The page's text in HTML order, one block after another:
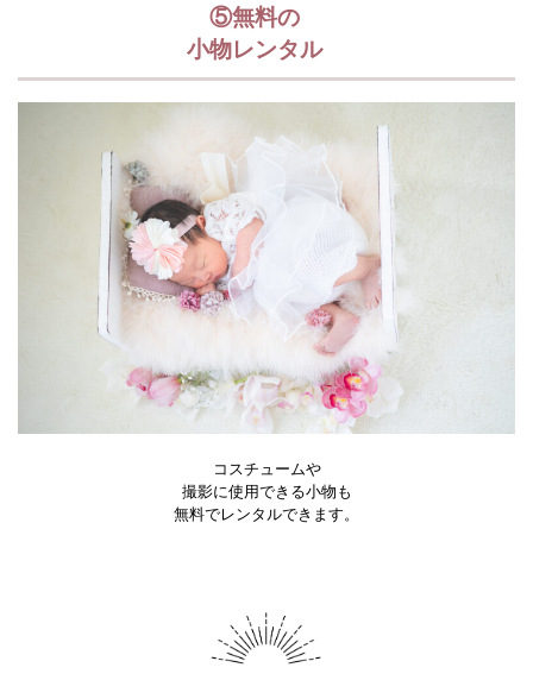
⑤無料の
小物レンタル
コスチュームや
撮影に使用できる小物も
無料でレンタルできます。